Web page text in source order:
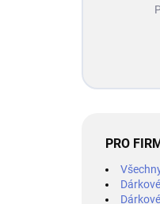
PRO